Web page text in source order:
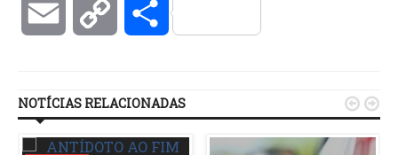
Email Copy Compartilhar
NOTÍCIAS RELACIONADAS  